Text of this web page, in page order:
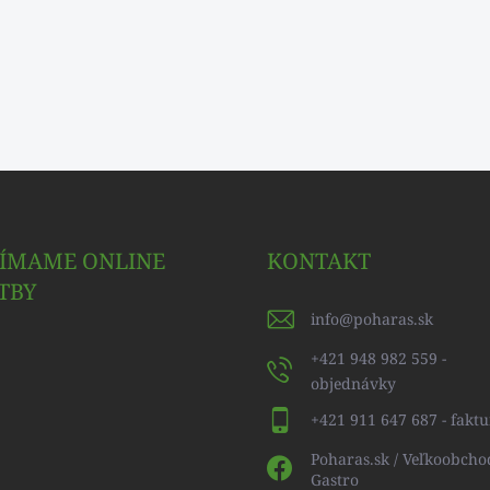
ONLINE
KONTAKT
info@poharas.sk
+421 948 982 559 -
objednávky
+421 911 647 687 -
Poharas.sk /
Gastro